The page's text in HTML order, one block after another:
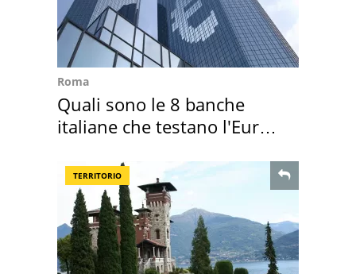
Roma
Quali sono le 8 banche
italiane che testano l'Euro
TERRITORIO